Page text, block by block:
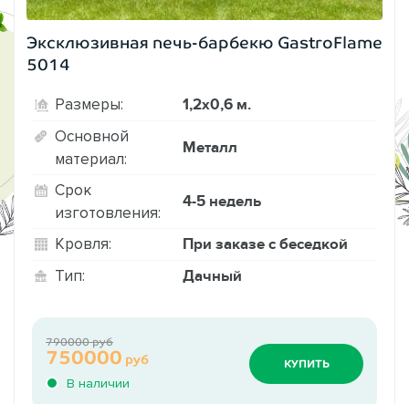
Эксклюзивная печь-барбекю GastroFlame
5014
Размеры: 1,2х0,6 м.
Основной
материал:
Металл
Срок
изготовления:
4-5 недель
Кровля: При заказе с беседкой
Тип: Дачный
В наличии
750000 руб
790000 руб
КУПИТЬ